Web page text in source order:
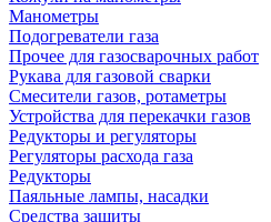
Манометры
Подогреватели газа
Прочее для газосварочных работ
Рукава для газовой сварки
Смесители газов, ротаметры
Устройства для перекачки газов
Редукторы и регуляторы
Регуляторы расхода газа
Редукторы
Паяльные лампы, насадки
Средства защиты